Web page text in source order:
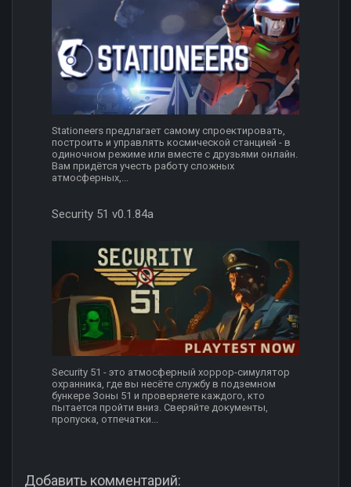
Stationeers предлагает самому спроектировать,
построить и управлять космической станцией - в
одиночном режиме или вместе с друзьями онлайн.
Вам придётся учесть работу сложных
атмосферных,...
Security 51 v0.1.84a
Security 51 - это атмосферный хоррор-симулятор
охранника, где вы несёте службу в подземном
бункере Зоны 51 и проверяете каждого, кто
пытается пройти вниз. Сверяйте документы,
пропуска, отпечатки...
Добавить комментарий: